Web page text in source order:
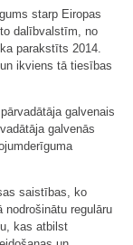
starp Eiropas
dalībvalstīm, no
parakstīts 2014.
ikviens tā tiesības
galvenais
galvenās
saistības, ko
regulāru
kas atbilst